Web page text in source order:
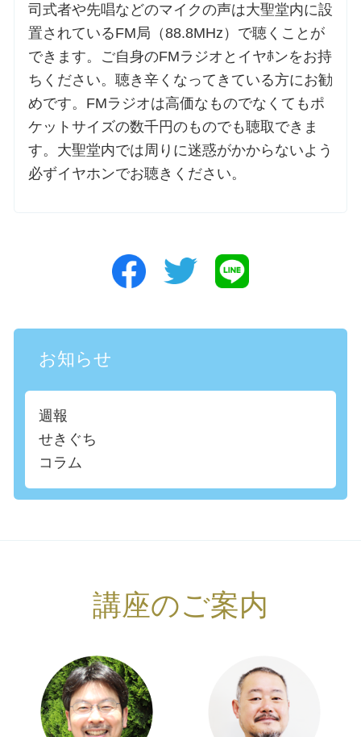
司式者や先唱などのマイクの声は大聖堂内に設
置されているFM局（88.8MHz）で聴くことが
できます。ご自身のFMラジオとイヤﾎンをお持
ちください。聴き辛くなってきている方にお勧
めです。FMラジオは高価なものでなくてもポ
ケットサイズの数千円のものでも聴取できま
す。大聖堂内では周りに迷惑がかからないよう
必ずイヤホンでお聴きください。
お知らせ
週報
せきぐち
コラム
講座のご案内